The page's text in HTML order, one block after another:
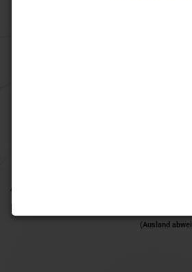
Art.Nr.:
Lieferzeit:
(Ausland